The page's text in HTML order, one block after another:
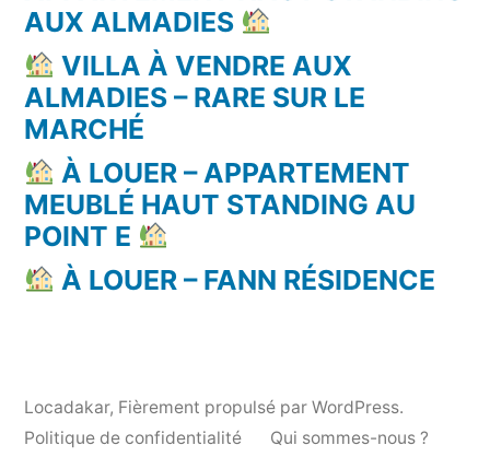
AUX ALMADIES
VILLA À VENDRE AUX
ALMADIES – RARE SUR LE
MARCHÉ
À LOUER – APPARTEMENT
MEUBLÉ HAUT STANDING AU
POINT E
À LOUER – FANN RÉSIDENCE
Locadakar, Fièrement propulsé par WordPress.
Politique de confidentialité
Qui sommes-nous ?